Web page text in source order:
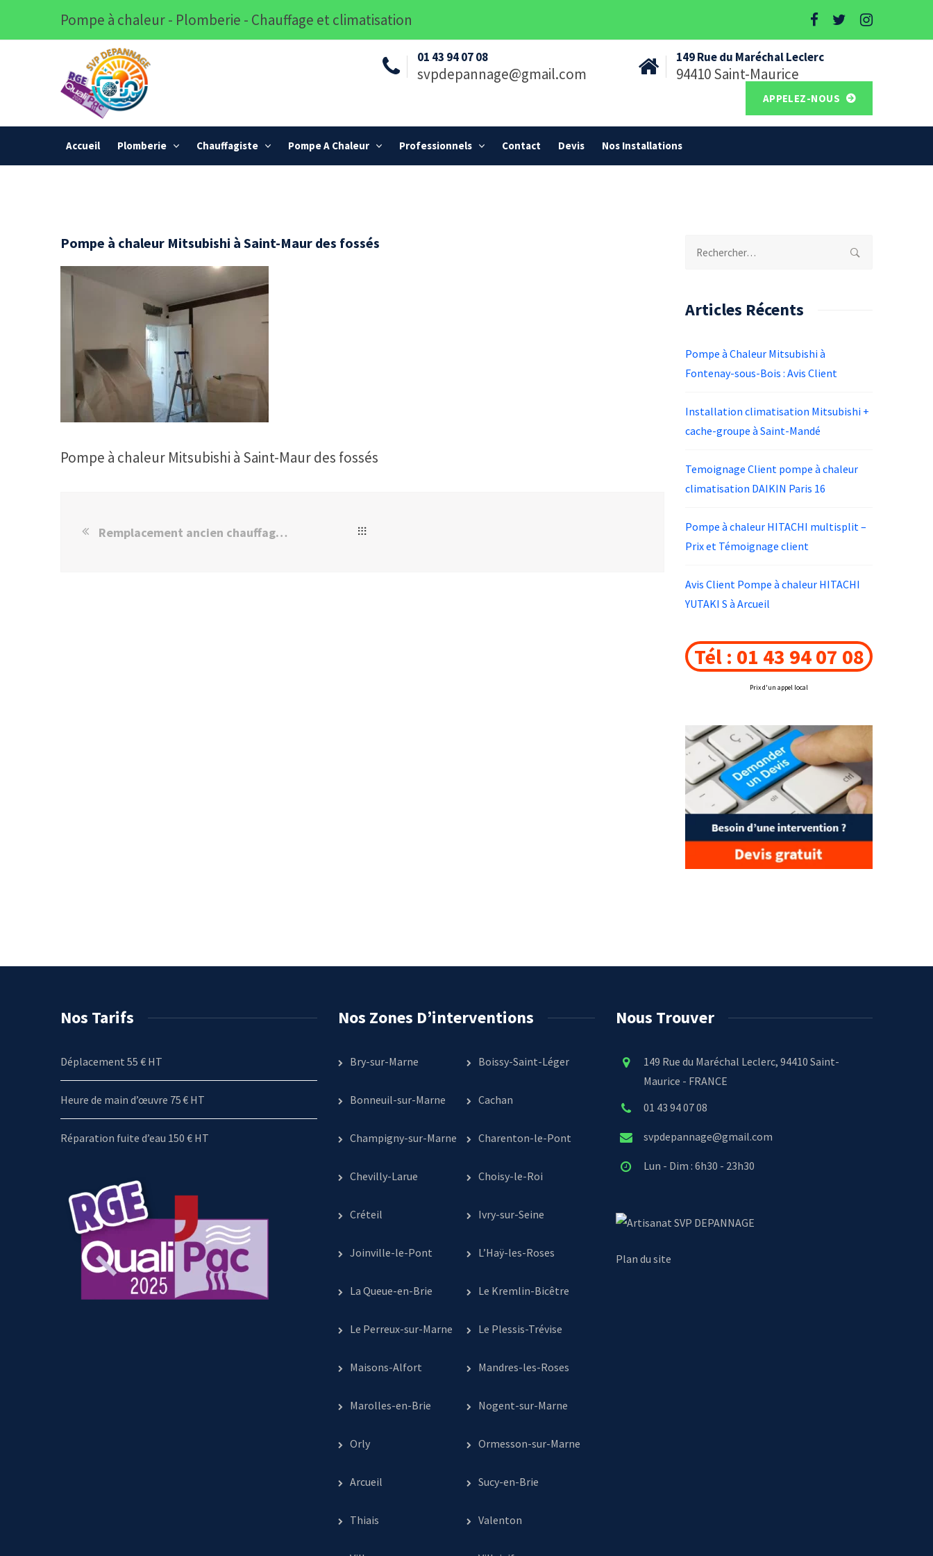
Pompe à chaleur - Plomberie - Chauffage et climatisation
01 43 94 07 08
svpdepannage@gmail.com
149 Rue du Maréchal Leclerc
94410 Saint-Maurice
APPELEZ-NOUS
Accueil Plomberie Chauffagiste Pompe A Chaleur Professionnels Contact Devis Nos Installations
Pompe à chaleur Mitsubishi à Saint-Maur des fossés
Pompe à chaleur Mitsubishi à Saint-Maur des fossés
Remplacement ancien chauffage par PAC à Saint-Maur des fossés
Rechercher :
Articles Récents
Pompe à Chaleur Mitsubishi à
Fontenay-sous-Bois : Avis Client
Installation climatisation Mitsubishi +
cache-groupe à Saint-Mandé
Temoignage Client pompe à chaleur
climatisation DAIKIN Paris 16
Pompe à chaleur HITACHI multisplit –
Prix et Témoignage client
Avis Client Pompe à chaleur HITACHI
YUTAKI S à Arcueil
Tél : 01 43 94 07 08
Prix d'un appel local
Nos Tarifs
Déplacement 55 € HT
Heure de main d’œuvre 75 € HT
Réparation fuite d’eau 150 € HT
Nos Zones D’interventions
Bry-sur-Marne Boissy-Saint-Léger
Bonneuil-sur-Marne Cachan
Champigny-sur-Marne Charenton-le-Pont
Chevilly-Larue Choisy-le-Roi
Créteil Ivry-sur-Seine
Joinville-le-Pont L’Haÿ-les-Roses
La Queue-en-Brie Le Kremlin-Bicêtre
Le Perreux-sur-Marne Le Plessis-Trévise
Maisons-Alfort Mandres-les-Roses
Marolles-en-Brie Nogent-sur-Marne
Orly Ormesson-sur-Marne
Arcueil Sucy-en-Brie
Thiais Valenton
Nous Trouver
149 Rue du Maréchal Leclerc, 94410 Saint-
Maurice - FRANCE
01 43 94 07 08
svpdepannage@gmail.com
Lun - Dim : 6h30 - 23h30
SVP DEPANNAGE
Plan du site